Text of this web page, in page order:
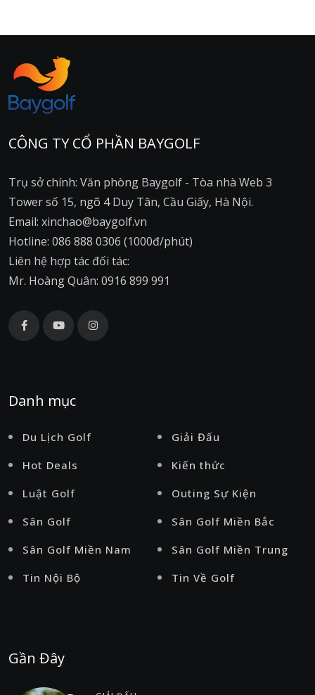
CÔNG TY CỔ PHẦN BAYGOLF
Trụ sở chính: Văn phòng Baygolf - Tòa nhà Web 3
Tower số 15, ngõ 4 Duy Tân, Cầu Giấy, Hà Nội.
Email: xinchao@baygolf.vn
Hotline: 086 888 0306 (1000đ/phút)
Liên hệ hợp tác đối tác:
Mr. Hoàng Quân: 0916 899 991
Danh mục
Du Lịch Golf
Giải Đấu
Hot Deals
Kiến thức
Luật Golf
Outing Sự Kiện
Sân Golf
Sân Golf Miền Bắc
Sân Golf Miền Nam
Sân Golf Miền Trung
Tin Nội Bộ
Tin Về Golf
Gần Đây